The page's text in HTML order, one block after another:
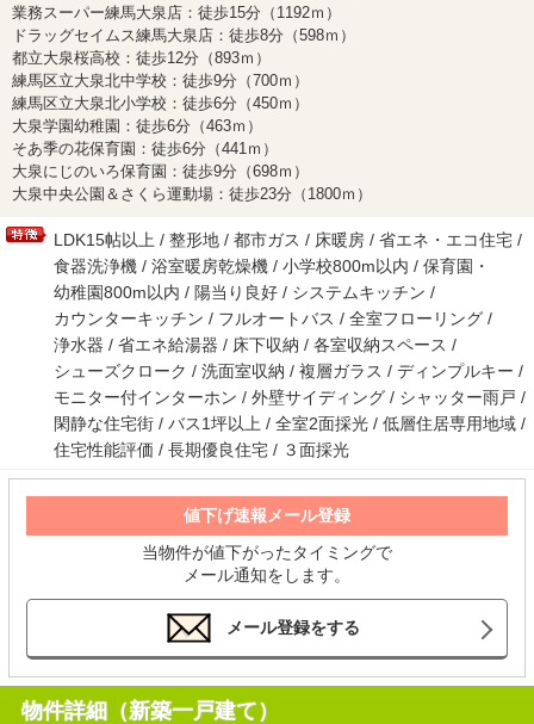
業務スーパー練馬大泉店：徒歩15分（1192ｍ）
ドラッグセイムス練馬大泉店：徒歩8分（598ｍ）
都立大泉桜高校：徒歩12分（893ｍ）
練馬区立大泉北中学校：徒歩9分（700ｍ）
練馬区立大泉北小学校：徒歩6分（450ｍ）
大泉学園幼稚園：徒歩6分（463ｍ）
そあ季の花保育園：徒歩6分（441ｍ）
大泉にじのいろ保育園：徒歩9分（698ｍ）
大泉中央公園＆さくら運動場：徒歩23分（1800ｍ）
LDK15帖以上 / 整形地 / 都市ガス / 床暖房 / 省エネ・エコ住宅 /
食器洗浄機 / 浴室暖房乾燥機 / 小学校800m以内 / 保育園・
幼稚園800m以内 / 陽当り良好 / システムキッチン /
カウンターキッチン / フルオートバス / 全室フローリング /
浄水器 / 省エネ給湯器 / 床下収納 / 各室収納スペース /
シューズクローク / 洗面室収納 / 複層ガラス / ディンプルキー /
モニター付インターホン / 外壁サイディング / シャッター雨戸 /
閑静な住宅街 / バス1坪以上 / 全室2面採光 / 低層住居専用地域 /
住宅性能評価 / 長期優良住宅 / ３面採光
値下げ速報メール登録
当物件が値下がったタイミングで
メール通知をします。
メール登録をする
物件詳細（新築一戸建て）